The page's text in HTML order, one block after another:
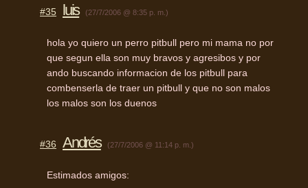
#35 luis (27/7/2006 @ 8:35 p. m.)
hola yo quiero un perro pitbull pero mi mama no por
que segun ella son muy bravos y agresibos y por
ando buscando informacion de los pitbull para
combenserla de traer un pitbull y que no son malos
los malos son los duenos
#36 Andrés (27/7/2006 @ 11:14 p. m.)
Estimados amigos: